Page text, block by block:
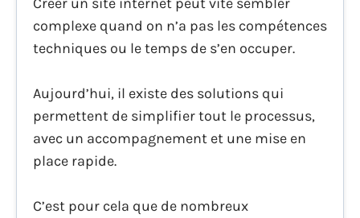
complexe quand on n’a pas les compétences
techniques ou le temps de s’en occuper.
Aujourd’hui, il existe des solutions qui
permettent de simplifier tout le processus,
avec un accompagnement et une mise en
place rapide.
C’est pour cela que de nombreux